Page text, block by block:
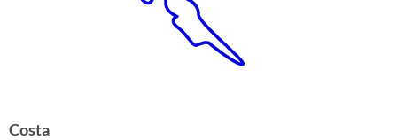
Costa